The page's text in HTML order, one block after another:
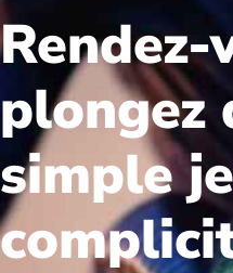
plongez
simple